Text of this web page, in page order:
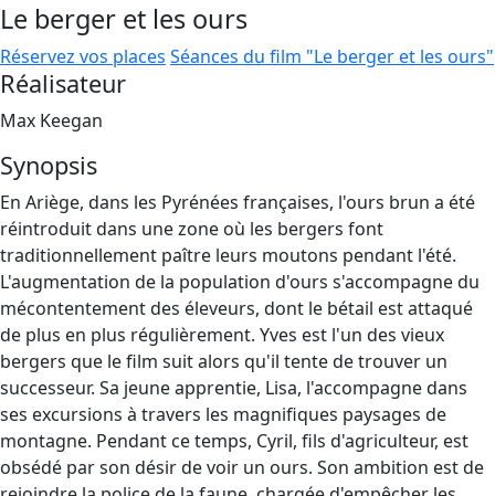
Le berger et les ours
Réservez vos places Séances du film "Le berger et les ours"
Réalisateur
Max Keegan
Synopsis
En Ariège, dans les Pyrénées françaises, l'ours brun a été
réintroduit dans une zone où les bergers font
traditionnellement paître leurs moutons pendant l'été.
L'augmentation de la population d'ours s'accompagne du
mécontentement des éleveurs, dont le bétail est attaqué
de plus en plus régulièrement. Yves est l'un des vieux
bergers que le film suit alors qu'il tente de trouver un
successeur. Sa jeune apprentie, Lisa, l'accompagne dans
ses excursions à travers les magnifiques paysages de
montagne. Pendant ce temps, Cyril, fils d'agriculteur, est
obsédé par son désir de voir un ours. Son ambition est de